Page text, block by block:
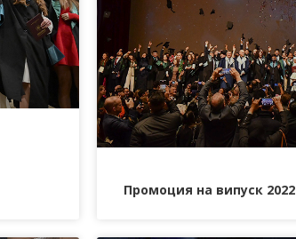
Промоция на випуск 2022